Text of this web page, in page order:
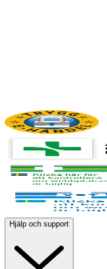
Hjälp och support